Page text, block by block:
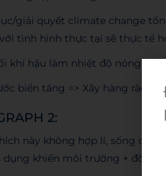
giải quyết climate change
tình hình thực tại sẽ thực tế
khí hậu làm nhiệt độ nóng lên
biển tăng => Xây hàng rào
2:
này không hợp lí, sống
dụng khiến môi trường + đời